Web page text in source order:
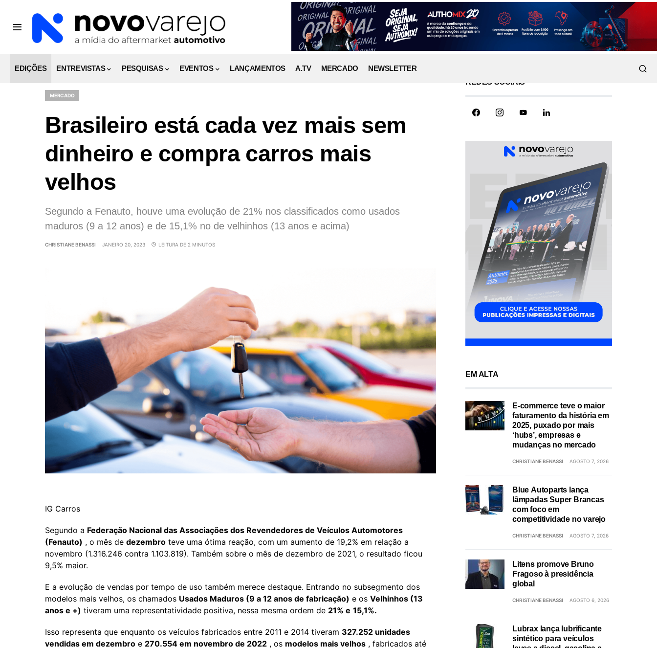
EDIÇÕES ENTREVISTAS PESQUISAS EVENTOS LANÇAMENTOS A.TV MERCADO NEWSLETTER
MERCADO
Brasileiro está cada vez mais sem
dinheiro e compra carros mais
velhos
Segundo a Fenauto, houve uma evolução de 21% nos classificados como usados
maduros (9 a 12 anos) e de 15,1% no de velhinhos (13 anos e acima)
CHRISTIANE BENASSI JANEIRO 20, 2023 LEITURA DE 2 MINUTOS
IG Carros
Segundo a Federação Nacional das Associações dos Revendedores de Veículos Automotores
(Fenauto) , o mês de dezembro teve uma ótima reação, com um aumento de 19,2% em relação a
novembro (1.316.246 contra 1.103.819). Também sobre o mês de dezembro de 2021, o resultado ficou
9,5% maior.
E a evolução de vendas por tempo de uso também merece destaque. Entrando no subsegmento dos
modelos mais velhos, os chamados Usados Maduros (9 a 12 anos de fabricação) e os Velhinhos (13
anos e +) tiveram uma representatividade positiva, nessa mesma ordem de 21% e 15,1%.
Isso representa que enquanto os veículos fabricados entre 2011 e 2014 tiveram 327.252 unidades
vendidas em dezembro e 270.554 em novembro de 2022 , os modelos mais velhos , fabricados até
REDES SOCIAIS
EM ALTA
E-commerce teve o maior
faturamento da história em
2025, puxado por mais
‘hubs’, empresas e
mudanças no mercado
CHRISTIANE BENASSI AGOSTO 7, 2026
Blue Autoparts lança
lâmpadas Super Brancas
com foco em
competitividade no varejo
CHRISTIANE BENASSI AGOSTO 7, 2026
Litens promove Bruno
Fragoso à presidência
global
CHRISTIANE BENASSI AGOSTO 6, 2026
Lubrax lança lubrificante
sintético para veículos